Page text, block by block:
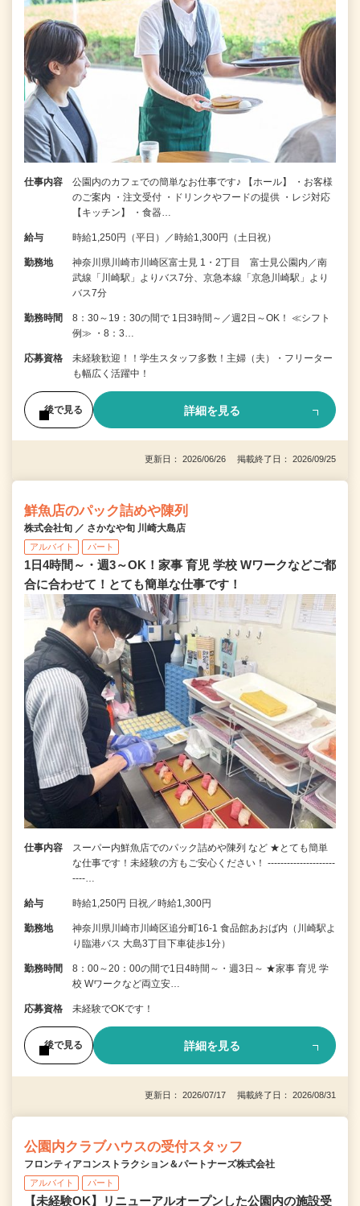
仕事内容
公園内のカフェでの簡単なお仕事です♪ 【ホール】 ・お客様
のご案内 ・注文受付 ・ドリンクやフードの提供 ・レジ対応
【キッチン】 ・食器…
給与 時給1,250円（平日）／時給1,300円（土日祝）
勤務地
神奈川県川崎市川崎区富士見 1・2丁目 富士見公園内／南
武線「川崎駅」よりバス7分、京急本線「京急川崎駅」より
バス7分
勤務時間
8：30～19：30の間で 1日3時間～／週2日～OK！ ≪シフト
例≫ ・8：3…
応募資格
未経験歓迎！！学生スタッフ多数！主婦（夫）・フリーター
も幅広く活躍中！
後で見る 詳細を見る
更新日： 2026/06/26 掲載終了日： 2026/09/25
鮮魚店のパック詰めや陳列
株式会社旬 ／ さかなや旬 川崎大島店
アルバイト パート
1日4時間～・週3～OK！家事 育児 学校 Wワークなどご都
合に合わせて！とても簡単な仕事です！
仕事内容
スーパー内鮮魚店でのパック詰めや陳列 など ★とても簡単
な仕事です！未経験の方もご安心ください！ ---------------------
----…
給与 時給1,250円 日祝／時給1,300円
勤務地
神奈川県川崎市川崎区追分町16-1 食品館あおば内（川崎駅よ
り臨港バス 大島3丁目下車徒歩1分）
勤務時間
8：00～20：00の間で1日4時間～・週3日～ ★家事 育児 学
校 Wワークなど両立安…
応募資格 未経験でOKです！
後で見る 詳細を見る
更新日： 2026/07/17 掲載終了日： 2026/08/31
公園内クラブハウスの受付スタッフ
フロンティアコンストラクション＆パートナーズ株式会社
アルバイト パート
【未経験OK】リニューアルオープンした公園内の施設受